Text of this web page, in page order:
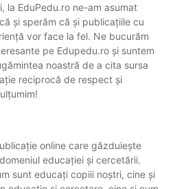
la EduPedu.ro ne-am asumat
și sperăm că și publicațiile cu
vor face la fel. Ne bucurăm
pe Edupedu.ro și suntem
noastră de a cita sursa
reciprocă de respect și
online care găzduiește
educației și cercetării.
sunt educați copiii noștri, cine și